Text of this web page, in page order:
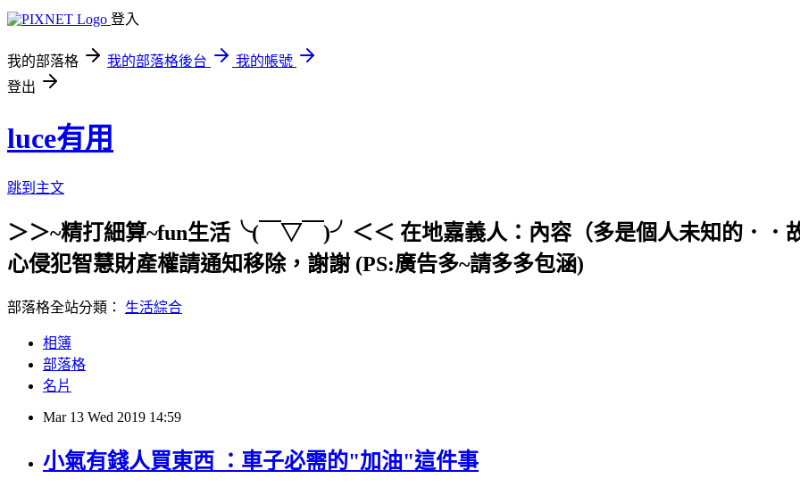
登入
我的部落格 我的部落格後台
我的帳號
登出
luce有用
跳到主文
＞＞~精打細算~fun生活╰(￣▽￣)╯＜＜ 在地嘉義人：內容（多是個人未知的．．
心侵犯智慧財產權請通知移除，謝謝 (PS:廣告多~請多多包涵)
部落格全站分類： 生活綜合
相簿
部落格
名片
Mar 13 Wed 2019 14:59
小氣有錢人買東西 ：車子必需的"加油"這件事